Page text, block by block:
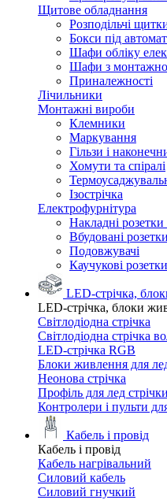
Щитове обладнання
Розподільчі
Бокси під
Шафи обліку
Шафи з
Приналежності
Лічильники
Монтажні вироби
Клемники
Маркування
Гільзи і
Хомути та спіралі
Ізострічка
Електрофурнітура
Накладні розетки
Вбудовані
Подовжувачі
Каучукові
LED-стрічка,
LED-стрічка, блоки
Світлодіодна стрічка
Світлодіодна стрічка
LED-стрічка RGB
Блоки живлення для
Неонова стрічка
Профіль для лед стрічки
Контролери і пульти
Кабель і провід
Кабель і провід
Кабель нагрівальний
Силовий кабель
Силовий гнучкий